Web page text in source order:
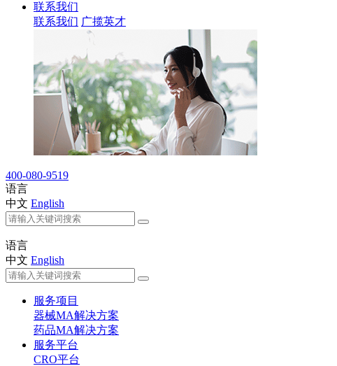
联系我们
联系我们 广揽英才
400-080-9519
语言
中文 English
语言
中文 English
服务项目
器械MA解决方案
药品MA解决方案
服务平台
CRO平台